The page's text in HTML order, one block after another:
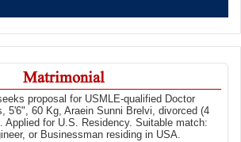
Matrimonial
proposal for USMLE-qualified Doctor
5'6", 60 Kg, Araein Sunni Brelvi, divorced (4
Applied for U.S. Residency. Suitable match:
or Businessman residing in USA.